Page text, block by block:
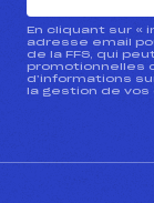
En cliquant sur «
adresse email
de la FFS, qui
promotionnelles
d’informations
la gestion de